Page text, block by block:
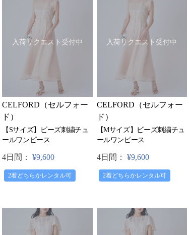
入荷リクエスト受付中
CELFORD（セルフォー
ド）
【Sサイズ】ビーズ刺繍チュ
ールワンピース
4日間： ¥9,600
2着どちらかレンタル可
入荷リクエスト受付中
CELFORD（セルフォー
ド）
【Mサイズ】ビーズ刺繍チュ
ールワンピース
4日間： ¥9,600
2着どちらかレンタル可